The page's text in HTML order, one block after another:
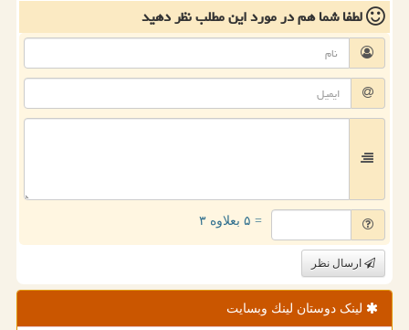
لطفا شما همدر مورد این مطلبنظر دهید
= ۵ بعلاوه ۳
ارسال نظر
لینک دوستان لینك وبسایت